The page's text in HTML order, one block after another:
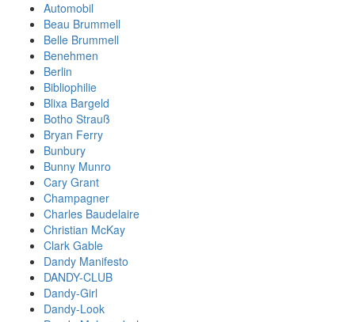
Automobil
Beau Brummell
Belle Brummell
Benehmen
Berlin
Bibliophilie
Blixa Bargeld
Botho Strauß
Bryan Ferry
Bunbury
Bunny Munro
Cary Grant
Champagner
Charles Baudelaire
Christian McKay
Clark Gable
Dandy Manifesto
DANDY-CLUB
Dandy-Girl
Dandy-Look